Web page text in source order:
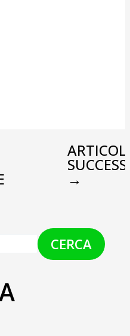
→
CERCA